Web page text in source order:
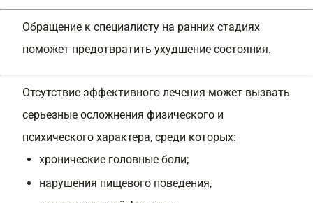
Обращение к специалисту на ранних стадиях
поможет предотвратить ухудшение состояния.
Отсутствие эффективного лечения может вызвать
серьезные осложнения физического и
психического характера, среди которых:
хронические головные боли;
нарушения пищевого поведения,